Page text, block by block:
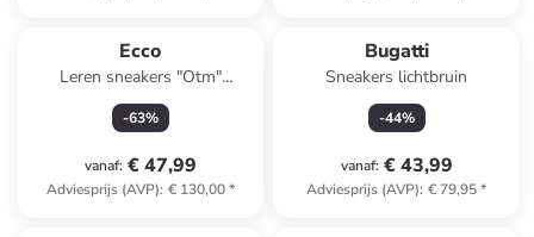
Ecco
Leren sneakers "Otm"
grijs/zilverkleurig
-63%
vanaf: € 47,99
Adviesprijs (AVP): € 130,00*
Bugatti
Sneakers lichtbruin
-44%
vanaf: € 43,99
Adviesprijs (AVP): € 79,95*